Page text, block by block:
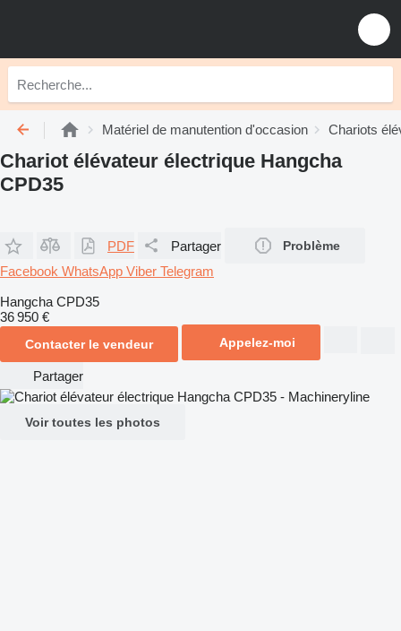
Matériel de manutention d'occasion Chariots
Chariot élévateur électrique Hangcha
CPD35
PDF Partager Problème
Facebook WhatsApp Viber Telegram
Hangcha CPD35
36 950 €
Contacter le vendeur Appelez-moi
Partager
Voir toutes les photos